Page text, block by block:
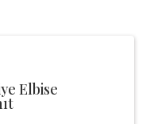
Elbise